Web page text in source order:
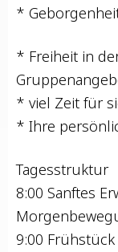
*
* Frei­heit in
* viel Zeit für
* Ihre
Tages­struk­tur
8:00 Sanf­tes
9:00